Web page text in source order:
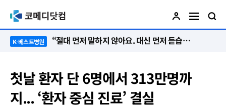
K-베스트병원 “절대 먼저 말하지 않아요. 대신 먼저 듣습니다”
첫날 환자 단 6명에서 313만명까
지... ‘환자 중심 진료’ 결실